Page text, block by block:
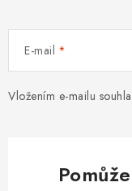
E-mail
Vložením e-mailu